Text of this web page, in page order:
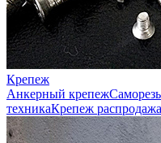
Крепеж
Анкерный крепеж
техникаКрепеж распродажа